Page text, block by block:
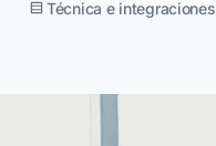
Técnica e integraciones